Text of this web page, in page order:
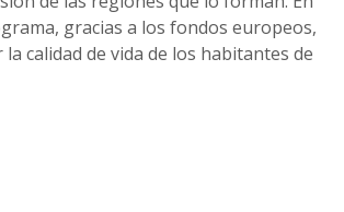
gracias a los fondos europeos,
calidad de vida de los habitantes de